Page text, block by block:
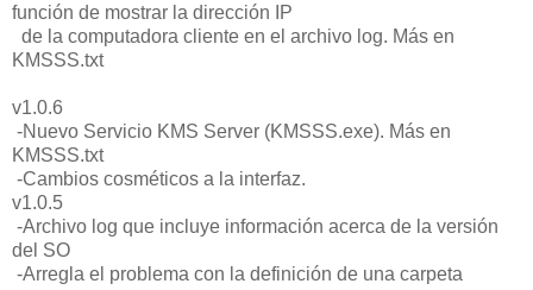
función de mostrar la dirección IP
de la computadora cliente en el archivo log. Más en
KMSSS.txt
v1.0.6
-Nuevo Servicio KMS Server (KMSSS.exe). Más en
KMSSS.txt
-Cambios cosméticos a la interfaz.
v1.0.5
-Archivo log que incluye información acerca de la versión
del SO
-Arregla el problema con la definición de una carpeta